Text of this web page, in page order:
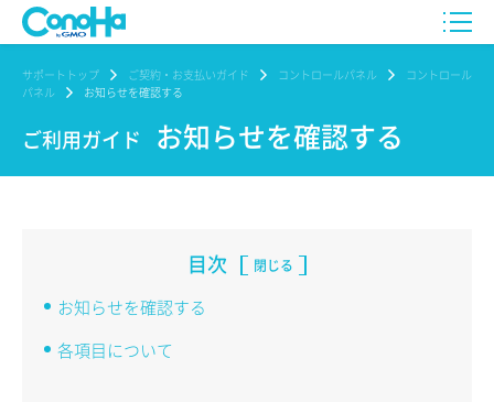
サポートトップ ご契約・お支払いガイド コントロールパネル
コントロール
パネル
お知らせを確認する
ご利用ガイド お知らせを確認する
目次 閉じる
お知らせを確認する
各項目について